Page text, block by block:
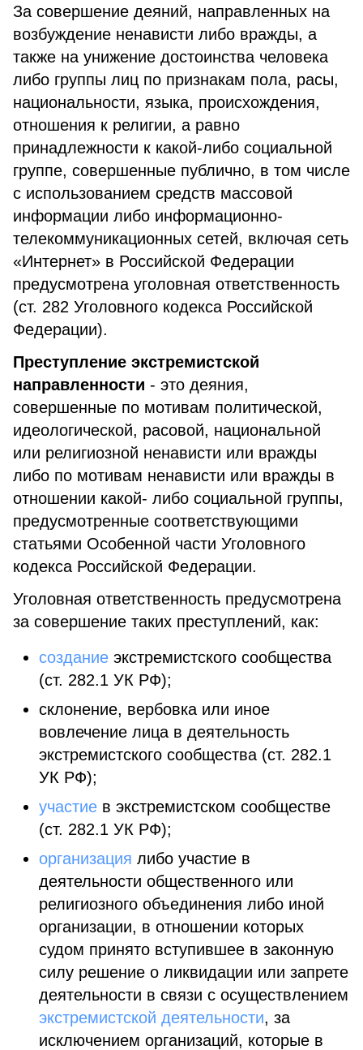
За совершение деяний, направленных на
возбуждение ненависти либо вражды, а
также на унижение достоинства человека
либо группы лиц по признакам пола, расы,
национальности, языка, происхождения,
отношения к религии, а равно
принадлежности к какой-либо социальной
группе, совершенные публично, в том числе
с использованием средств массовой
информации либо информационно-
телекоммуникационных сетей, включая сеть
«Интернет» в Российской Федерации
предусмотрена уголовная ответственность
(ст. 282 Уголовного кодекса Российской
Федерации).
Преступление экстремистской
направленности - это деяния,
совершенные по мотивам политической,
идеологической, расовой, национальной
или религиозной ненависти или вражды
либо по мотивам ненависти или вражды в
отношении какой- либо социальной группы,
предусмотренные соответствующими
статьями Особенной части Уголовного
кодекса Российской Федерации.
Уголовная ответственность предусмотрена
за совершение таких преступлений, как:
создание экстремистского сообщества
(ст. 282.1 УК РФ);
склонение, вербовка или иное
вовлечение лица в деятельность
экстремистского сообщества (ст. 282.1
УК РФ);
участие в экстремистском сообществе
(ст. 282.1 УК РФ);
организация либо участие в
деятельности общественного или
религиозного объединения либо иной
организации, в отношении которых
судом принято вступившее в законную
силу решение о ликвидации или запрете
деятельности в связи с осуществлением
экстремистской деятельности, за
исключением организаций, которые в